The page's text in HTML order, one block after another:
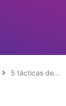
5 tácticas de…